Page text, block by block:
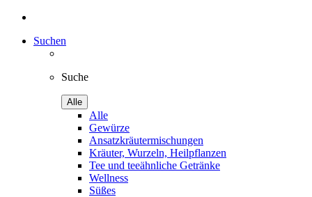
Suchen
Suche
Alle
Alle
Gewürze
Ansatzkräutermischungen
Kräuter, Wurzeln, Heilpflanzen
Tee und teeähnliche Getränke
Wellness
Süßes